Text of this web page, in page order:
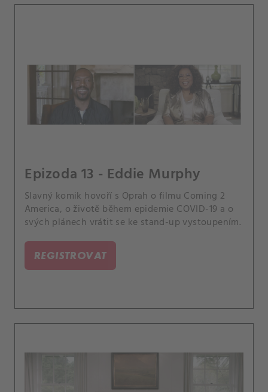
Epizoda 13 - Eddie Murphy
Slavný komik hovoří s Oprah o filmu Coming 2
America, o životě během epidemie COVID-19 a o
svých plánech vrátit se ke stand-up vystoupením.
REGISTROVAT